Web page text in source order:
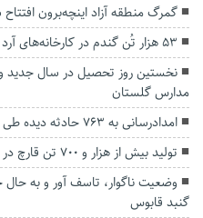
گمرگ منطقه آزاد اینچه‌برون
۵۳ هزار تُن گندم در کارخانه‌های آرد گلستان مفقود شد
مدارس گلستان
امدادرسانی به ۷۶۳ حادثه دیده طی اردیبهشت ماه در گلستان
تولید بیش از هزار و ۷۰۰ تن قارچ در گلستان
وضعیت ناگوار، تاسف آور و به
گنبد قابوس